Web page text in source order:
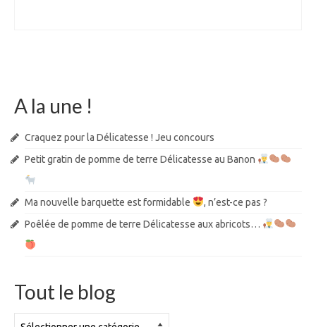
A la une !
Craquez pour la Délicatesse ! Jeu concours
Petit gratin de pomme de terre Délicatesse au Banon
Ma nouvelle barquette est formidable
, n’est-ce pas ?
Poêlée de pomme de terre Délicatesse aux abricots…
Tout le blog